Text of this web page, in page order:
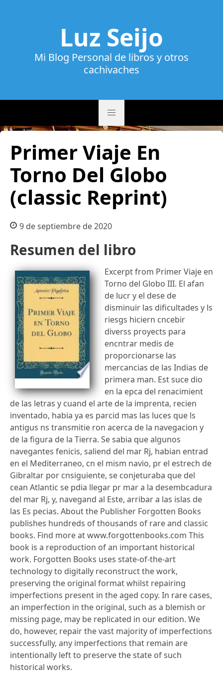
Luz Seijo
Mi Blog Personal de libros y otros
cachivaches
Primer Viaje En
Torno Del Globo
(classic Reprint)
9 de septiembre de 2020
Resumen del libro
Excerpt from Primer Viaje en
Torno del Globo III. El afan
de lucr y el dese de
disminuir las dificultades y ls
riesgs hiciern cncebir
diverss proyects para
encntrar medis de
proporcionarse las
mercancias de las Indias de
primera man. Est suce dio
en la epca del renacimient
de las letras y cuand el arte de la imprenta, recien
inventado, habia ya es parcid mas las luces que ls
antigus ns transmitie ron acerca de la navegacion y
de la figura de la Tierra. Se sabia que algunos
navegantes fenicis, saliend del mar Rj, habian entrad
en el Mediterraneo, cn el mism navio, pr el estrech de
Gibraltar por cnsiguiente, se conjeturaba que del
cean Atlantic se pdia llegar pr mar a la desembcadura
del mar Rj, y, navegand al Este, arribar a las islas de
las Es pecias. About the Publisher Forgotten Books
publishes hundreds of thousands of rare and classic
books. Find more at www.forgottenbooks.com This
book is a reproduction of an important historical
work. Forgotten Books uses state-of-the-art
technology to digitally reconstruct the work,
preserving the original format whilst repairing
imperfections present in the aged copy. In rare cases,
an imperfection in the original, such as a blemish or
missing page, may be replicated in our edition. We
do, however, repair the vast majority of imperfections
successfully, any imperfections that remain are
intentionally left to preserve the state of such
historical works.